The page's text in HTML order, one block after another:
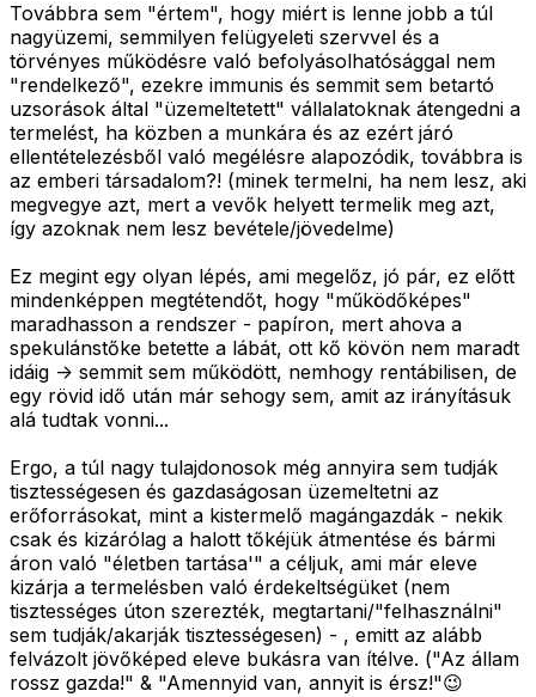
Továbbra sem "értem", hogy miért is lenne jobb a túl
nagyüzemi, semmilyen felügyeleti szervvel és a
törvényes működésre való befolyásolhatósággal nem
"rendelkező", ezekre immunis és semmit sem betartó
uzsorások által "üzemeltetett" vállalatoknak átengedni a
termelést, ha közben a munkára és az ezért járó
ellentételezésből való megélésre alapozódik, továbbra is
az emberi társadalom?! (minek termelni, ha nem lesz, aki
megvegye azt, mert a vevők helyett termelik meg azt,
így azoknak nem lesz bevétele/jövedelme)
Ez megint egy olyan lépés, ami megelőz, jó pár, ez előtt
mindenképpen megtétendőt, hogy "működőképes"
maradhasson a rendszer - papíron, mert ahova a
spekulánstőke betette a lábát, ott kő kövön nem maradt
idáig -> semmit sem működött, nemhogy rentábilisen, de
egy rövid idő után már sehogy sem, amit az irányításuk
alá tudtak vonni...
Ergo, a túl nagy tulajdonosok még annyira sem tudják
tisztességesen és gazdaságosan üzemeltetni az
erőforrásokat, mint a kistermelő magángazdák - nekik
csak és kizárólag a halott tőkéjük átmentése és bármi
áron való "életben tartása'" a céljuk, ami már eleve
kizárja a termelésben való érdekeltségüket (nem
tisztességes úton szerezték, megtartani/"felhasználni"
sem tudják/akarják tisztességesen) - , emitt az alább
felvázolt jövőképed eleve bukásra van ítélve. ("Az állam
rossz gazda!" & "Amennyid van, annyit is érsz!"😉